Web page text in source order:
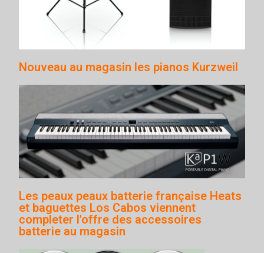
Nouveau au magasin les pianos Kurzweil
Les peaux peaux batterie française Heats
et baguettes Los Cabos viennent
completer l'offre des accessoires
batterie au magasin